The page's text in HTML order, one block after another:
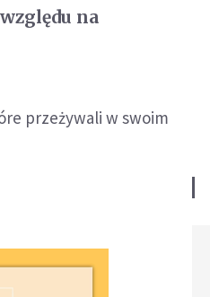
na
przeżywali w swoim